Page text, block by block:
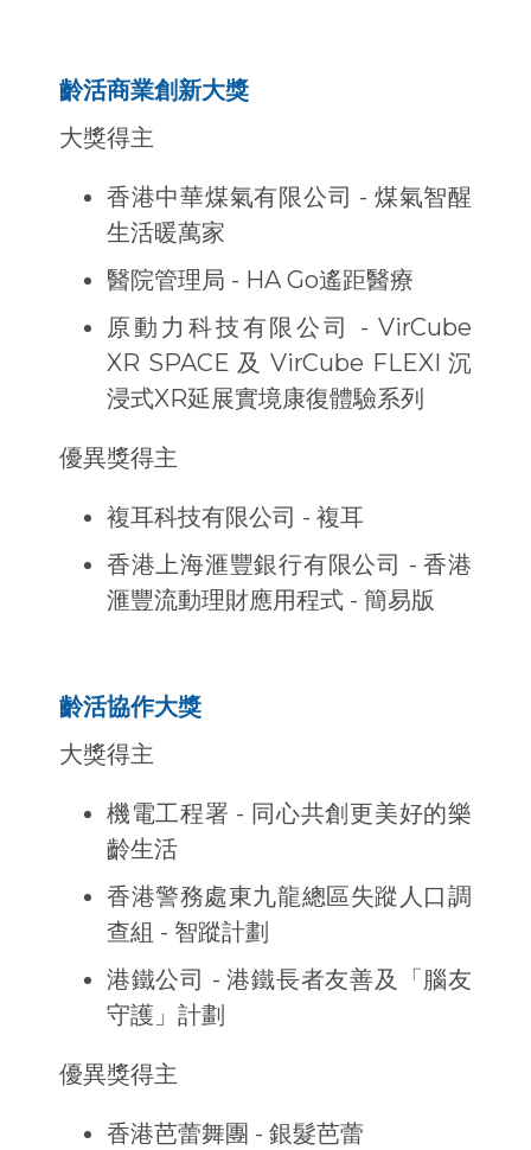
齡活商業創新大獎
大獎得主
香港中華煤氣有限公司 - 煤氣智醒
生活暖萬家
醫院管理局 - HA Go遙距醫療
原動力科技有限公司 - VirCube
XR SPACE 及 VirCube FLEXI 沉
浸式XR延展實境康復體驗系列
優異獎得主
複耳科技有限公司 - 複耳
香港上海滙豐銀行有限公司 - 香港
滙豐流動理財應用程式 - 簡易版
齡活協作大獎
大獎得主
機電工程署 - 同心共創更美好的樂
齡生活
香港警務處東九龍總區失蹤人口調
查組 - 智蹤計劃
港鐵公司 - 港鐵長者友善及「腦友
守護」計劃
優異獎得主
香港芭蕾舞團 - 銀髮芭蕾